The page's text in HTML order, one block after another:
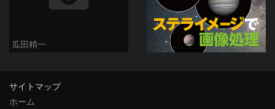
瓜田精一
サイトマップ
ホーム